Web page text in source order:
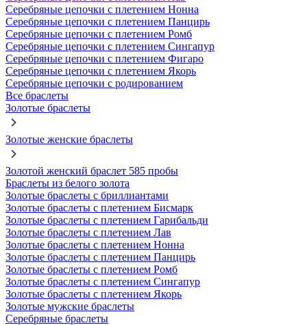
Серебряные цепочки с плетением Нонна
Серебряные цепочки с плетением Панцирь
Серебряные цепочки с плетением Ромб
Серебряные цепочки с плетением Сингапур
Серебряные цепочки с плетением Фигаро
Серебряные цепочки с плетением Якорь
Серебряные цепочки с родированием
Все браслеты
Золотые браслеты
Золотые женские браслеты
Золотой женский браслет 585 пробы
Браслеты из белого золота
Золотые браслеты с бриллиантами
Золотые браслеты с плетением Бисмарк
Золотые браслеты с плетением Гарибальди
Золотые браслеты с плетением Лав
Золотые браслеты с плетением Нонна
Золотые браслеты с плетением Панцирь
Золотые браслеты с плетением Ромб
Золотые браслеты с плетением Сингапур
Золотые браслеты с плетением Якорь
Золотые мужские браслеты
Серебряные браслеты